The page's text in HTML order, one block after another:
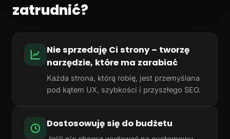
zatrudnić?
Nie sprzedaję Ci strony – tworzę
narzędzie, które ma zarabiać
Każda strona, którą robię, jest przemyślana
pod kątem UX, szybkości i przyszłego SEO.
Dostosowuję się do budżetu